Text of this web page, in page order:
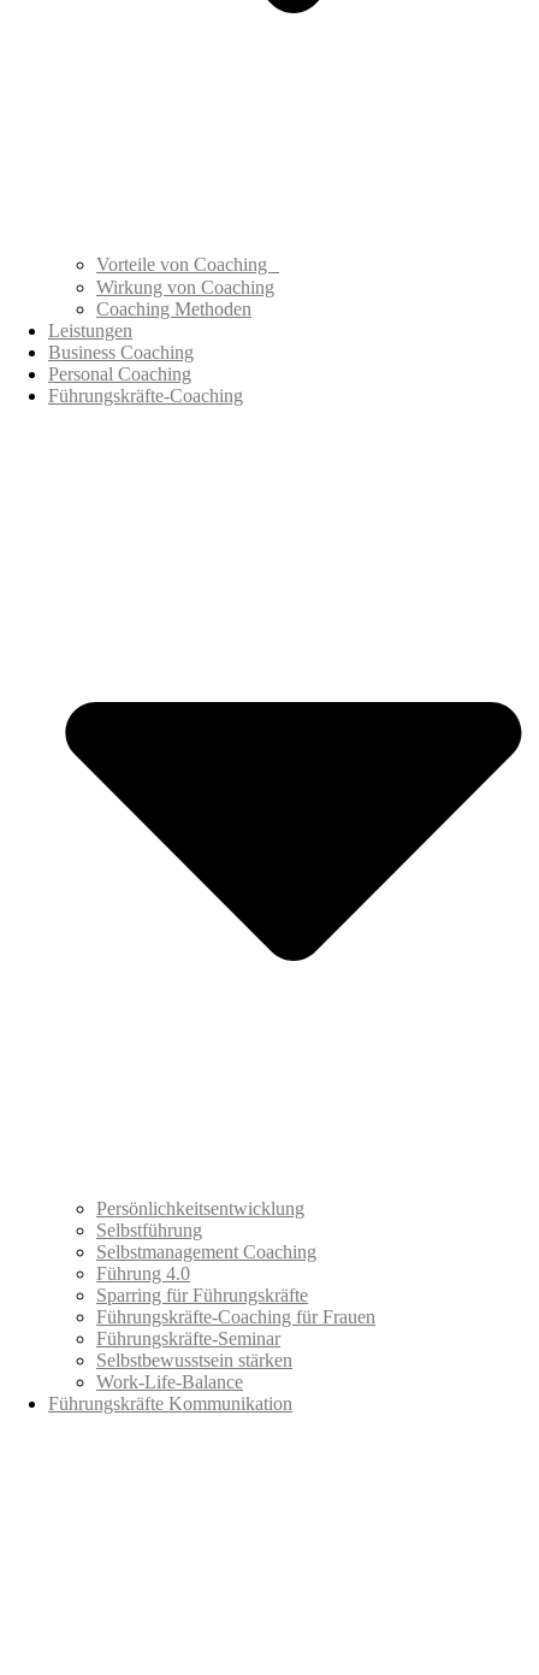
Vorteile von Coaching
Wirkung von Coaching
Coaching Methoden
Leistungen
Business Coaching
Personal Coaching
Führungskräfte-Coaching
Persönlichkeitsentwicklung
Selbstführung
Selbstmanagement Coaching
Führung 4.0
Sparring für Führungskräfte
Führungskräfte-Coaching für Frauen
Führungskräfte-Seminar
Selbstbewusstsein stärken
Work-Life-Balance
Führungskräfte Kommunikation